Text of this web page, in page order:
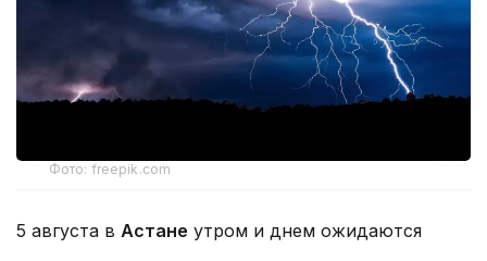
Фото: freepik.com
5 августа в Астане утром и днем ожидаются